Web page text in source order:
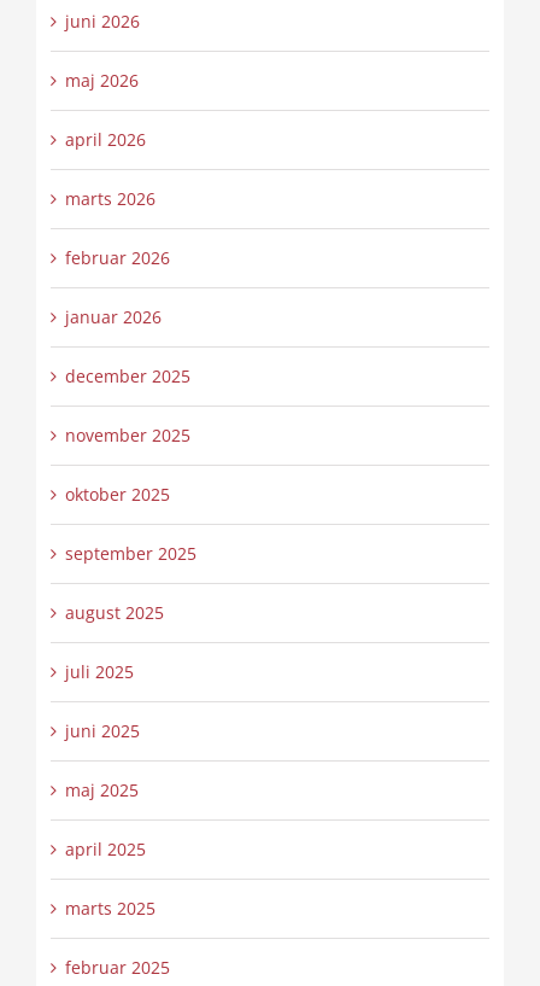
juni 2026
maj 2026
april 2026
marts 2026
februar 2026
januar 2026
december 2025
november 2025
oktober 2025
september 2025
august 2025
juli 2025
juni 2025
maj 2025
april 2025
marts 2025
februar 2025